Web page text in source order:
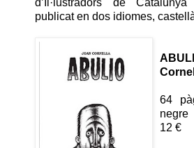
d’Il·lustradors de Catalunya
publicat en dos idiomes,
64
negre
12 €